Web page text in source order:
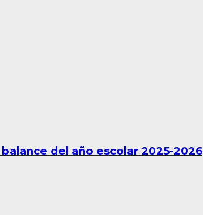
del año escolar 2025-2026